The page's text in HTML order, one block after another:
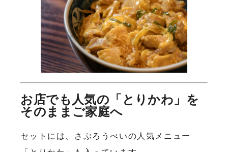
お店でも人気の「とりかわ」を
そのままご家庭へ
セットには、さぶろうべいの人気メニュー